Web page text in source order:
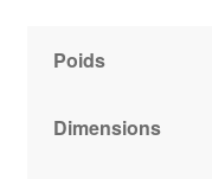
Poids
Dimensions